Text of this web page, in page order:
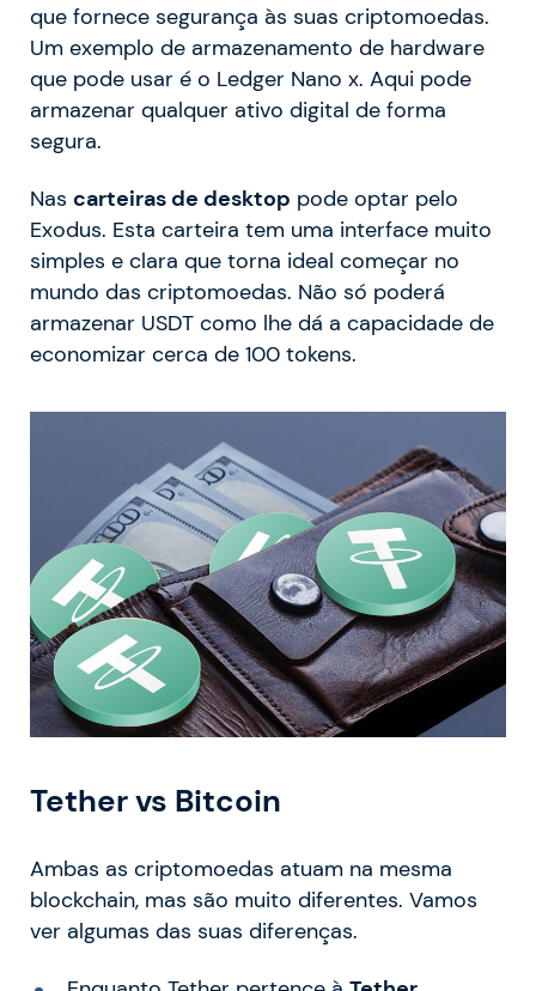
que fornece segurança às suas criptomoedas.
Um exemplo de armazenamento de hardware
que pode usar é o Ledger Nano x. Aqui pode
armazenar qualquer ativo digital de forma
segura.
Nas carteiras de desktop pode optar pelo
Exodus. Esta carteira tem uma interface muito
simples e clara que torna ideal começar no
mundo das criptomoedas. Não só poderá
armazenar USDT como lhe dá a capacidade de
economizar cerca de 100 tokens.
Tether vs Bitcoin
Ambas as criptomoedas atuam na mesma
blockchain, mas são muito diferentes. Vamos
ver algumas das suas diferenças.